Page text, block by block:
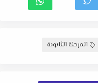
المرحلة الثانوية